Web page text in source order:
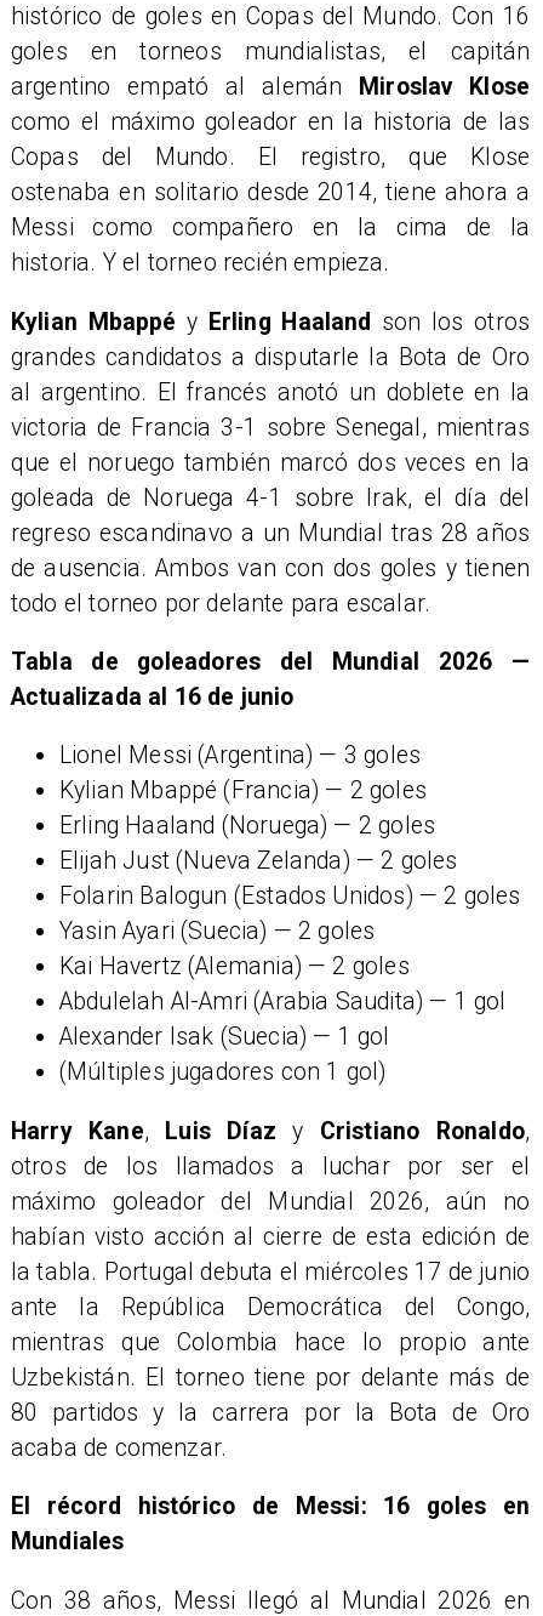
histórico de goles en Copas del Mundo. Con 16
goles en torneos mundialistas, el capitán
argentino empató al alemán
Miroslav Klose
como el máximo goleador en la historia de las
Copas del Mundo. El registro, que Klose
ostenaba en solitario desde 2014, tiene ahora a
Messi como compañero en la cima de la
historia. Y el torneo recién empieza.
Kylian Mbappé y Erling Haaland son los otros
grandes candidatos a disputarle la Bota de Oro
al argentino. El francés anotó un doblete en la
victoria de Francia 3-1 sobre Senegal, mientras
que el noruego también marcó dos veces en la
goleada de Noruega 4-1 sobre Irak, el día del
regreso escandinavo a un Mundial tras 28 años
de ausencia. Ambos van con dos goles y tienen
todo el torneo por delante para escalar.
Tabla de goleadores del Mundial 2026 —
Actualizada al 16 de junio
Lionel Messi (Argentina) — 3 goles
Kylian Mbappé (Francia) — 2 goles
Erling Haaland (Noruega) — 2 goles
Elijah Just (Nueva Zelanda) — 2 goles
Folarin Balogun (Estados Unidos) — 2 goles
Yasin Ayari (Suecia) — 2 goles
Kai Havertz (Alemania) — 2 goles
Abdulelah Al-Amri (Arabia Saudita) — 1 gol
Alexander Isak (Suecia) — 1 gol
(Múltiples jugadores con 1 gol)
Harry Kane, Luis Díaz y Cristiano Ronaldo,
otros de los llamados a luchar por ser el
máximo goleador del Mundial 2026, aún no
habían visto acción al cierre de esta edición de
la tabla. Portugal debuta el miércoles 17 de junio
ante la República Democrática del Congo,
mientras que Colombia hace lo propio ante
Uzbekistán. El torneo tiene por delante más de
80 partidos y la carrera por la Bota de Oro
acaba de comenzar.
El récord histórico de Messi: 16 goles en
Mundiales
Con 38 años, Messi llegó al Mundial 2026 en